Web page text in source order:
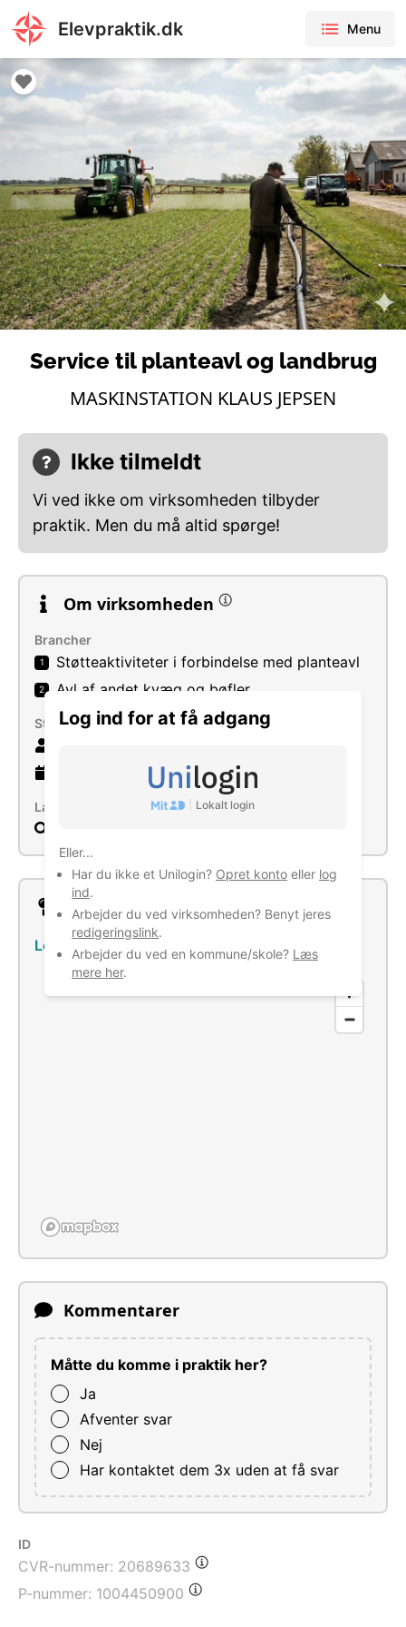
Elevpraktik.dk Menu
Log ind for at få adgang
Lokalt login
Eller...
Har du ikke et Unilogin? Opret konto eller log
ind.
Arbejder du ved virksomheden? Benyt jeres
redigeringslink.
Arbejder du ved en kommune/skole? Læs
mere her.
Service til planteavl og landbrug
MASKINSTATION KLAUS JEPSEN
Ikke tilmeldt
Vi ved ikke om virksomheden tilbyder
praktik. Men du må altid spørge!
Om virksomheden
Brancher
1 Støtteaktiviteter i forbindelse med planteavl
2 Avl af andet kvæg og bøfler
Størrelse
gammel virksomhed
Læs mere
Lokation
Lourupvej 8, 6690 Gørding Se bus/tog
Kommentarer
Måtte du komme i praktik her?
Ja
Afventer svar
Nej
Har kontaktet dem 3x uden at få svar
ID
CVR-nummer: 20689633
P-nummer: 1004450900